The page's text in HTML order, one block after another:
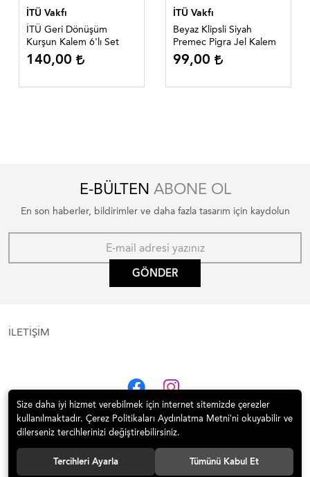
İTÜ Vakfı
İTÜ Geri Dönüşüm
Kurşun Kalem 6'lı Set
140,00
İTÜ Vakfı
Beyaz Klipsli Siyah
Premec Pigra Jel Kalem
99,00
E-BÜLTEN ABONE OL
En son haberler, bildirimler ve daha fazla tasarım için kaydolun
GÖNDER
İLETİŞİM
© 2020 İTÜ Vakfı Satış Mekanı | 1773 İTÜ Tüm hakları saklıdır.
Size daha iyi hizmet verebilmek için internet sitemizde çerezler
kullanılmaktadır. Çerez Politikaları Aydınlatma Metni’ni okuyabilir ve
dilerseniz tercihlerinizi değiştirebilirsiniz.
Tercihleri Ayarla Tümünü Kabul Et